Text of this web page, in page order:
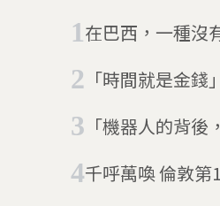
在巴西，一種沒
「時間就是金
「機器人的背
千呼萬喚 倫敦